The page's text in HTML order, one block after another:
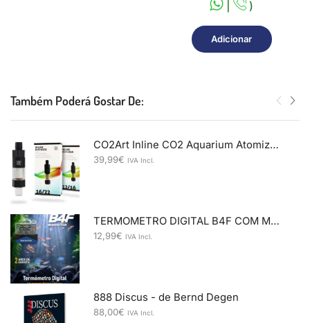
| )
Adicionar
Também Poderá Gostar De:
CO2Art Inline CO2 Aquarium Atomizer Diffuser System 12/16mm
39,99€ IVA Incl.
TERMOMETRO DIGITAL B4F COM MEMORIA
12,99€ IVA Incl.
888 Discus - de Bernd Degen
88,00€ IVA Incl.